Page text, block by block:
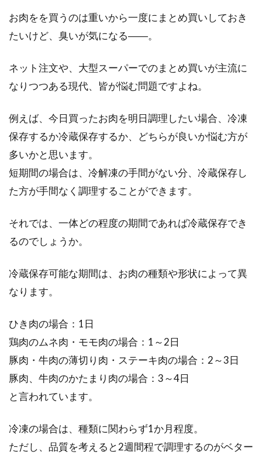
テップで完成！レシピ6選
味噌...
甘酒を麹から作るにはどうするの？
スープジャーでも作れる？
麹で作る甘酒は、自然な甘みで私たちをホッと
な決め方はいかがですか？
料理の中で一番面倒くさいのは「メニュー決
め」という人もいますね。確かに、毎日飽きな
いように、...
電子レンジで食パンをトーストする
お肉をを買うのは重いから一度にまとめ買いしておき
たいけど、臭いが気になる――。
ネット注文や、大型スーパーでのまとめ買いが主流に
なりつつある現代、皆が悩む問題ですよね。
例えば、今日買ったお肉を明日調理したい場合、冷凍
保存するか冷蔵保存するか、どちらが良いか悩む方が
多いかと思います。
短期間の場合は、冷解凍の手間がない分、冷蔵保存し
た方が手間なく調理することができます。
それでは、一体どの程度の期間であれば冷蔵保存でき
るのでしょうか。
冷蔵保存可能な期間は、お肉の種類や形状によって異
なります。
ひき肉の場合：1日
鶏肉のムネ肉・モモ肉の場合：1～2日
豚肉・牛肉の薄切り肉・ステーキ肉の場合：2～3日
豚肉、牛肉のかたまり肉の場合：3～4日
と言われています。
冷凍の場合は、種類に関わらず1か月程度。
ただし、品質を考えると2週間程で調理するのがベター